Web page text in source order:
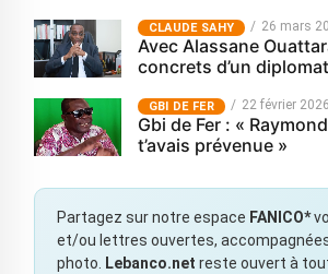
CLAUDE SAHY 26 mars
Avec Alassane
concrets d’un
GBI DE FER 22 février 2026
Gbi de Fer : «
t’avais prévenue »
Partagez sur notre espace FANICO*
et/ou lettres ouvertes,
photo.
Lebanco.net reste ouvert à